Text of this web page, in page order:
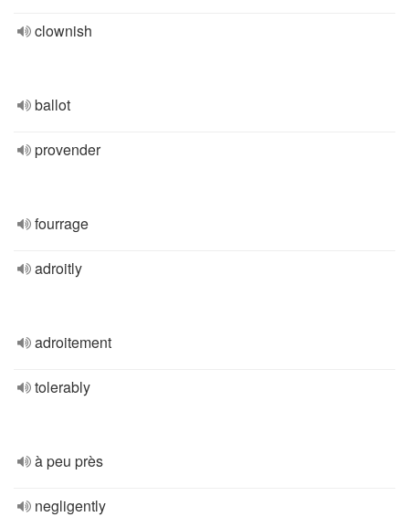
clownish
ballot
provender
fourrage
adroitly
adroitement
tolerably
à peu près
negligently